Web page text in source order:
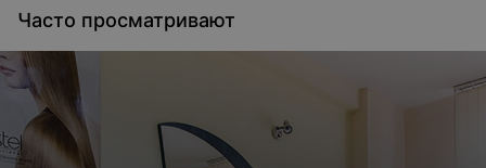
Аппаратный маникюр + долговременное
покрытие
Цена по запросу
Часто просматривают